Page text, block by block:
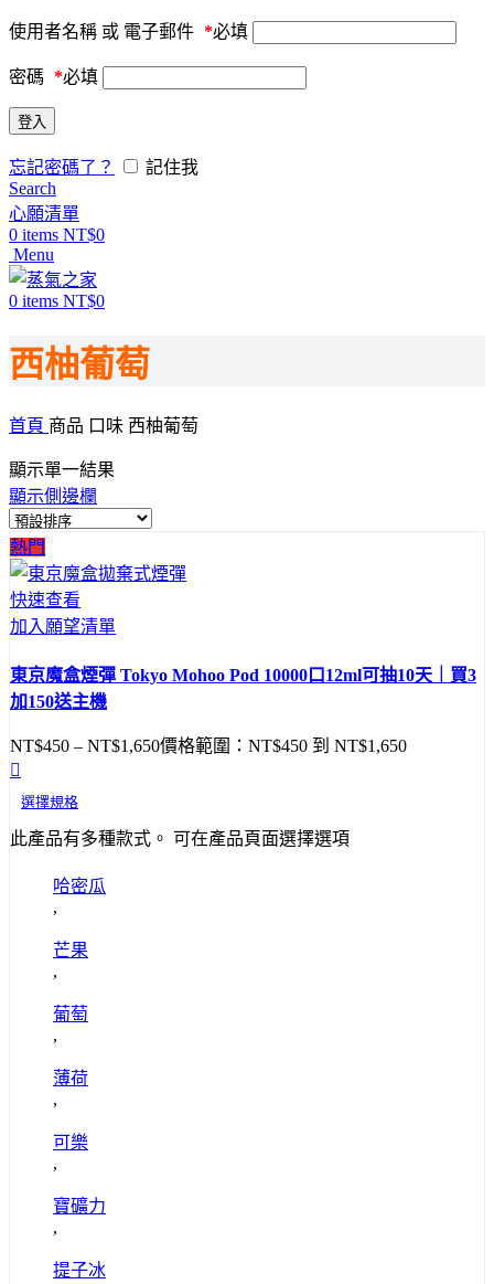
使用者名稱 或 電子郵件 *必填
密碼 *必填
登入
忘記密碼了？
記住我
Search
心願清單
0 items NT$0
Menu
0 items NT$0
西柚葡萄
首頁 商品 口味 西柚葡萄
顯示單一結果
顯示側邊欄
熱門
快速查看
加入願望清單
東京魔盒煙彈 Tokyo Mohoo Pod 10000口12ml可抽10天｜買3
加150送主機
NT$450 – NT$1,650價格範圍：NT$450 到 NT$1,650
選擇規格
此產品有多種款式。 可在產品頁面選擇選項
哈密瓜
,
芒果
,
葡萄
,
薄荷
,
可樂
,
寶礦力
,
提子冰